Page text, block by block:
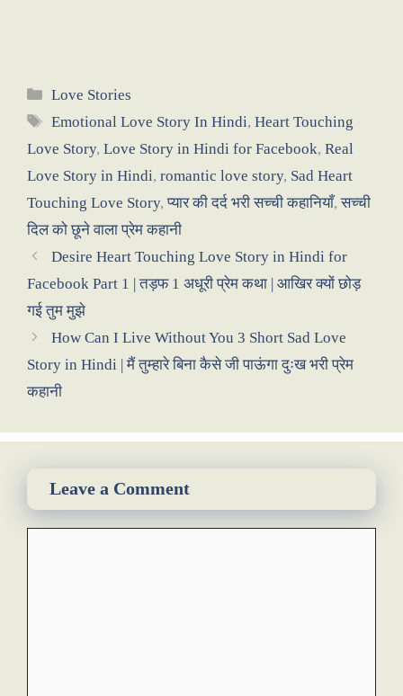
Categories
Love Stories
Tags
Emotional Love Story In Hindi,Heart Touching
Love Story, Love Story in Hindi for Facebook, Real
Love Story in Hindi, romantic love story, Sad Heart
Touching Love Story,प्यार की दर्द भरी सच्ची कहानियाँ,सच्ची
दिल को छूने वाला प्रेम कहानी
Desire Heart Touching Love Story in Hindi for
Facebook Part 1 | तड़फ 1 अधूरी प्रेम कथा | आखिर क्यों छोड़
गई तुम मुझे
How Can I Live Without You 3 Short Sad Love
Story in Hindi | मैं तुम्हारे बिना कैसे जी पाऊंगा दुःख भरी प्रेम
कहानी
Leave a Comment